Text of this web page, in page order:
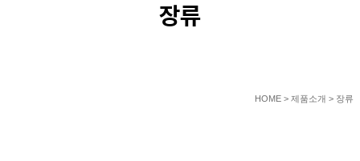
장류
HOME > 제품소개 > 장류